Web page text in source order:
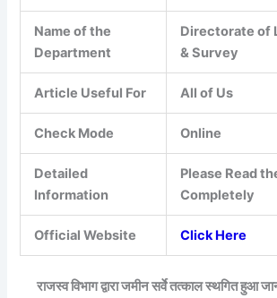
Name of the
Department
Directorate of
& Survey
Article Useful For All of Us
Check Mode Online
Detailed
Information
Please Read
Completely
Official Website Click Here
राजस्व विभाग द्वारा जमीन सर्वे तत्काल स्थगित हुआ जान